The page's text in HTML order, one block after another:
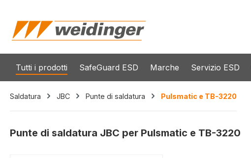
Tutti i prodotti SafeGuard ESD Marche Servizio ESD
Saldatura JBC Punte di saldatura Pulsmatic e TB-3220
Punte di saldatura JBC per Pulsmatic e TB-3220